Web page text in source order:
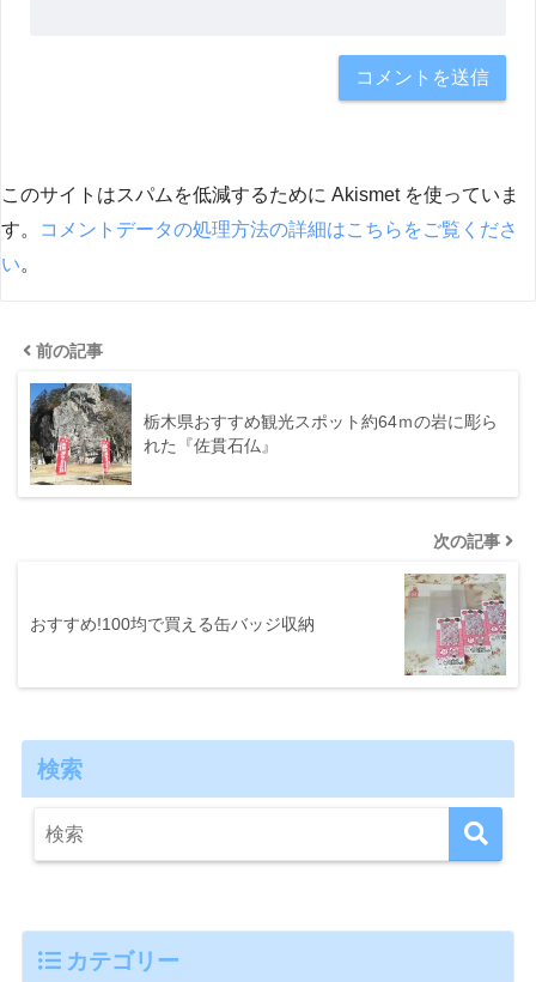
このサイトはスパムを低減するために Akismet を使っていま
す。
コメントデータの処理方法の詳細はこちらをご覧くださ
い。
前の記事
栃木県おすすめ観光スポット約64ｍの岩に彫ら
れた『佐貫石仏』
次の記事
おすすめ!100均で買える缶バッジ収納
検索
カテゴリー